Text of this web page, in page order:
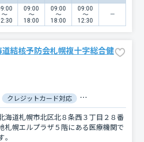
〜
09:00
〜
18:00
09:00
〜
18:00
09:00
〜
12:30
結核予防会札幌複十字総合健
クレジットカード対応 電子マネー対応
海道札幌市北区北８条西３丁目２８番
札幌エルプラザ５階にある医療機関で
。